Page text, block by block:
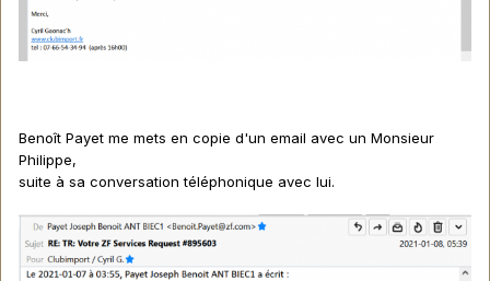
Benoît Payet me mets en copie d'un email avec un Monsieur
Philippe,
suite à sa conversation téléphonique avec lui.